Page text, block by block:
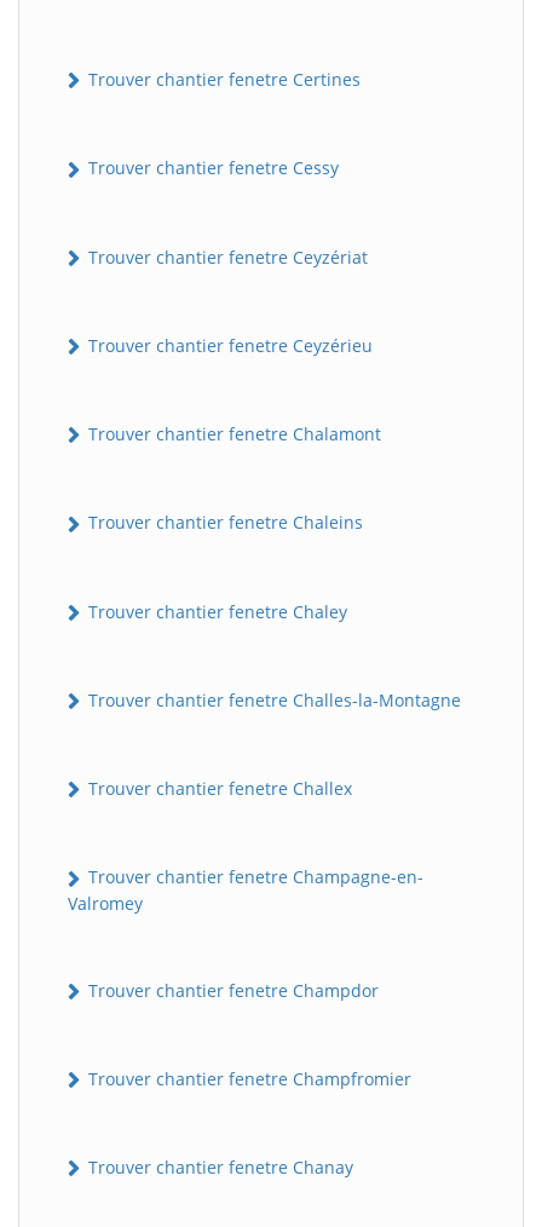
Trouver chantier fenetre Certines
Trouver chantier fenetre Cessy
Trouver chantier fenetre Ceyzériat
Trouver chantier fenetre Ceyzérieu
Trouver chantier fenetre Chalamont
Trouver chantier fenetre Chaleins
Trouver chantier fenetre Chaley
Trouver chantier fenetre Challes-la-Montagne
Trouver chantier fenetre Challex
Trouver chantier fenetre Champagne-en-
Valromey
Trouver chantier fenetre Champdor
Trouver chantier fenetre Champfromier
Trouver chantier fenetre Chanay